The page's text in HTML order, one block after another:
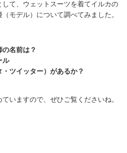
て、ウェットスーツを着てイルカの
モデル）について調べてみました。
名前は？
ル
ツイッター）があるか？
いますので、ぜひご覧くださいね。